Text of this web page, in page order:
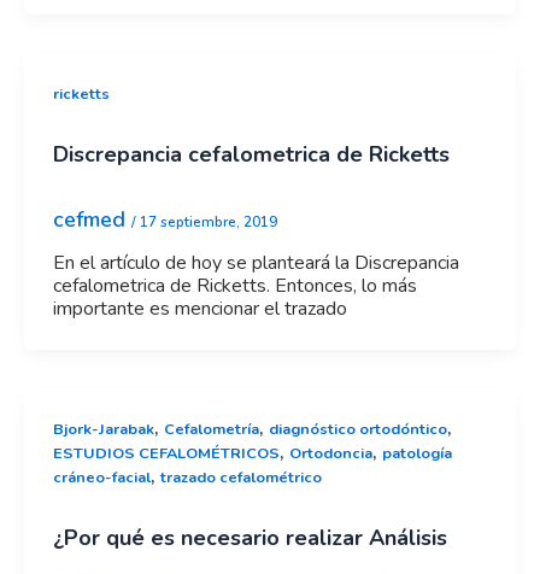
ricketts
Discrepancia cefalometrica de Ricketts
cefmed / 17 septiembre, 2019
En el artículo de hoy se planteará la Discrepancia
cefalometrica de Ricketts. Entonces, lo más
importante es mencionar el trazado
Bjork-Jarabak, Cefalometría, diagnóstico ortodóntico,
ESTUDIOS CEFALOMÉTRICOS, Ortodoncia, patología
cráneo-facial,trazado cefalométrico
¿Por qué es necesario realizar Análisis